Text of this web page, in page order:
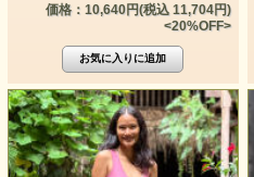
価格：10,640円(税込 11,704円)
<20%OFF>